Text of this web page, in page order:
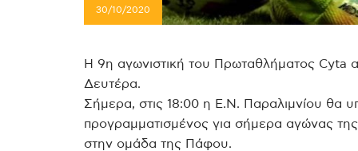
30/10/2020
Η 9η αγωνιστική του Πρωταθλήματος Cyta
Δευτέρα.
Σήμερα, στις 18:00 η Ε.Ν. Παραλιμνίου θα
προγραμματισμένος για σήμερα αγώνας
στην ομάδα της Πάφου.